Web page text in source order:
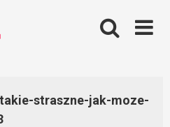
straszne-jak-moze-